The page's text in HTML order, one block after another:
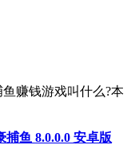
赚钱游戏叫什么?本
捕鱼 8.0.0.0 安卓版